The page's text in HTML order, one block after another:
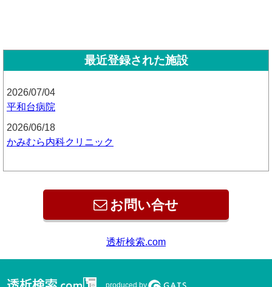
最近登録された施設
2026/07/04
平和台病院
2026/06/18
かみむら内科クリニック
お問い合せ
produced by